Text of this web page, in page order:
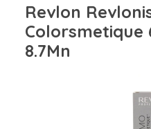
Revlon
Colorsmetique
8.7Mn